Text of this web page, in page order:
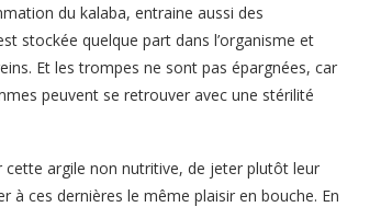
du kalaba, entraine aussi des
stockée quelque part dans l’organisme et
Et les trompes ne sont pas épargnées, car
peuvent se retrouver avec une stérilité
cette argile non nutritive, de jeter plutôt leur
à ces dernières le même plaisir en bouche. En